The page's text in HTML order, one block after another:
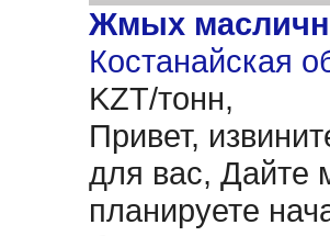
Жмых
Костанайская
KZT/тонн,
Привет,
для вас, Дайте
планируете